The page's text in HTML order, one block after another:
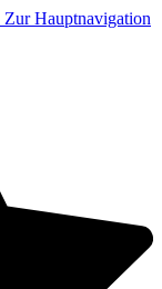
Zur Hauptnavigation